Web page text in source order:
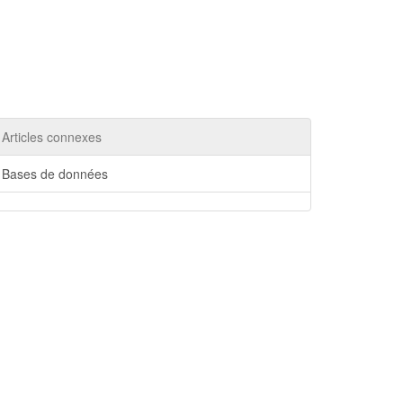
Articles connexes
Bases de données